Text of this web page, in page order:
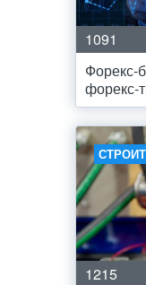
1091
Форекс-
форекс-
1215